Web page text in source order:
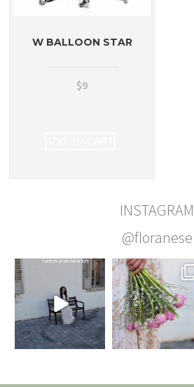
W BALLOON STAR
$9
INSTAGRAM
@floranese